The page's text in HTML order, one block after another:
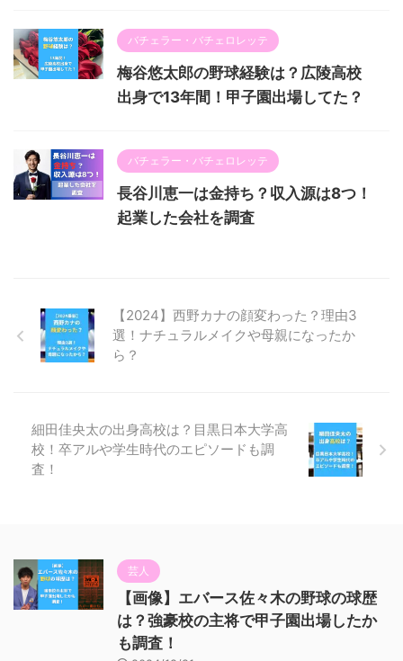
バチェラー・バチェロレッテ
梅谷悠太郎の野球経験は？広陵高校
出身で13年間！甲子園出場してた？
バチェラー・バチェロレッテ
長谷川恵一は金持ち？収入源は8つ！
起業した会社を調査
【2024】西野カナの顔変わった？理由3
選！ナチュラルメイクや母親になったか
ら？
細田佳央太の出身高校は？目黒日本大学高
校！卒アルや学生時代のエピソードも調
査！
芸人
【画像】エバース佐々木の野球の球歴
は？強豪校の主将で甲子園出場したか
も調査！